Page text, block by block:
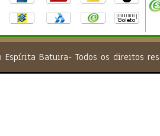
Espírita Batuira- Todos os